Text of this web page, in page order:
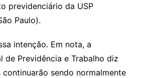
previdenciário da USP
Paulo).
intenção. Em nota, a
de Previdência e Trabalho diz
continuarão sendo normalmente